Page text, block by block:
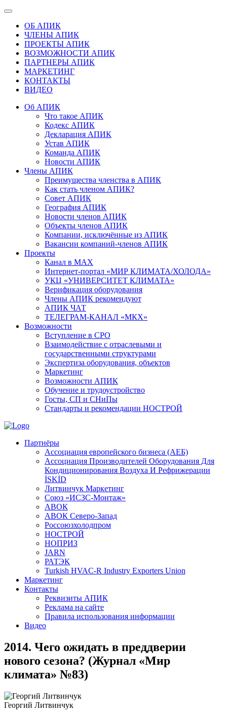
ОБ АПИК
ЧЛЕНЫ АПИК
ПРОЕКТЫ АПИК
ВОЗМОЖНОСТИ АПИК
ПАРТНЕРЫ АПИК
МАРКЕТИНГ
КОНТАКТЫ
ВИДЕО
Об АПИК
Что такое АПИК
Кодекс АПИК
Декларация АПИК
Устав АПИК
Команда АПИК
Новости АПИК
Члены АПИК
Преимущества членства в АПИК
Как стать членом АПИК?
Совет АПИК
География АПИК
Новости членов АПИК
Объекты членов АПИК
Компании, исключённые из АПИК
Вакансии компаний-членов АПИК
Проекты
Канал в MAX
Интернет-портал «МИР КЛИМАТА/ХОЛОДА»
УКЦ «УНИВЕРСИТЕТ КЛИМАТА»
Верификация оборудования
Члены АПИК рекомендуют
АПИК ЧАТ
ТЕЛЕГРАМ-КАНАЛ «МКХ»
Возможности
Вступление в СРО
Взаимодействие с отраслевыми и
государственными структурами
Экспертиза оборудования, объектов
Маркетинг
Возможности АПИК
Обучение и трудоустройство
Госты, СП и СНиПы
Стандарты и рекомендации НОСТРОЙ
Партнёры
Ассоциация европейского бизнеса (АЕБ)
Aссоциация Производителей Оборудования Для
Кондиционирования Воздуха И Рефрижерации
İSKİD
Литвинчук Маркетинг
Союз «ИСЗС-Монтаж»
АВОК
АВОК Северо-Запад
Россоюзхолодпром
НОСТРОЙ
НОПРИЗ
JARN
РАТЭК
Turkish HVAC-R Industry Exporters Union
Маркетинг
Контакты
Реквизиты АПИК
Реклама на сайте
Правила использования информации
Видео
2014. Чего ожидать в преддверии
нового сезона? (Журнал «Мир
климата» №83)
Георгий Литвинчук